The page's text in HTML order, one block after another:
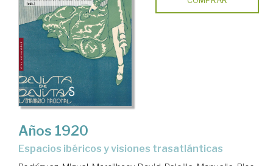
Años 1920
espacios ibéricos y visiones trasatlánticas